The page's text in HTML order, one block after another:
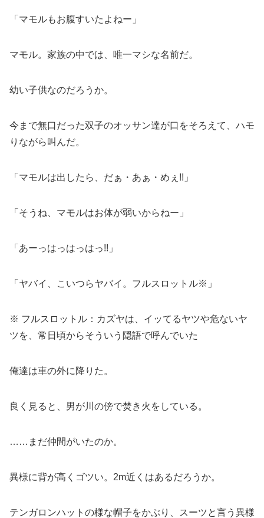
「マモルもお腹すいたよねー」
マモル。家族の中では、唯一マシな名前だ。
幼い子供なのだろうか。
今まで無口だった双子のオッサン達が口をそろえて、ハモ
りながら叫んだ。
「マモルは出したら、だぁ・あぁ・めぇ!!」
「そうね、マモルはお体が弱いからねー」
「あーっはっはっはっ!!」
「ヤバイ、こいつらヤバイ。フルスロットル※」
※ フルスロットル：カズヤは、イッてるヤツや危ないヤ
ツを、常日頃からそういう隠語で呼んでいた
俺達は車の外に降りた。
良く見ると、男が川の傍で焚き火をしている。
……まだ仲間がいたのか。
異様に背が高くゴツい。2m近くはあるだろうか。
テンガロンハットの様な帽子をかぶり、スーツと言う異様